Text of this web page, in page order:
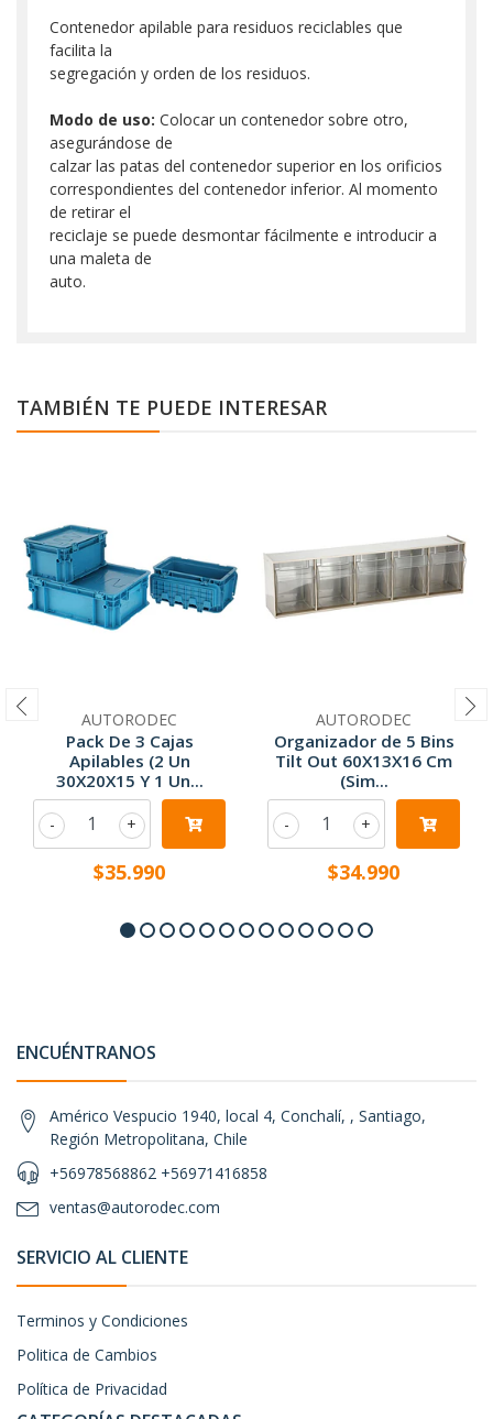
Contenedor apilable para residuos reciclables que
facilita la
segregación y orden de los residuos.
Modo de uso: Colocar un contenedor sobre otro,
asegurándose de
calzar las patas del contenedor superior en los orificios
correspondientes del contenedor inferior. Al momento
de retirar el
reciclaje se puede desmontar fácilmente e introducir a
una maleta de
auto.
TAMBIÉN TE PUEDE INTERESAR
AUTORODEC
Pack De 3 Cajas
Apilables (2 Un
30X20X15 Y 1 Un...
+
-
$35.990
AUTORODEC
Organizador de 5 Bins
Tilt Out 60X13X16 Cm
(Sim...
+
-
$34.990
ENCUÉNTRANOS
Américo Vespucio 1940, local 4, Conchalí, , Santiago,
Región Metropolitana, Chile
+56978568862 +56971416858
ventas@autorodec.com
SERVICIO AL CLIENTE
Terminos y Condiciones
Politica de Cambios
Política de Privacidad